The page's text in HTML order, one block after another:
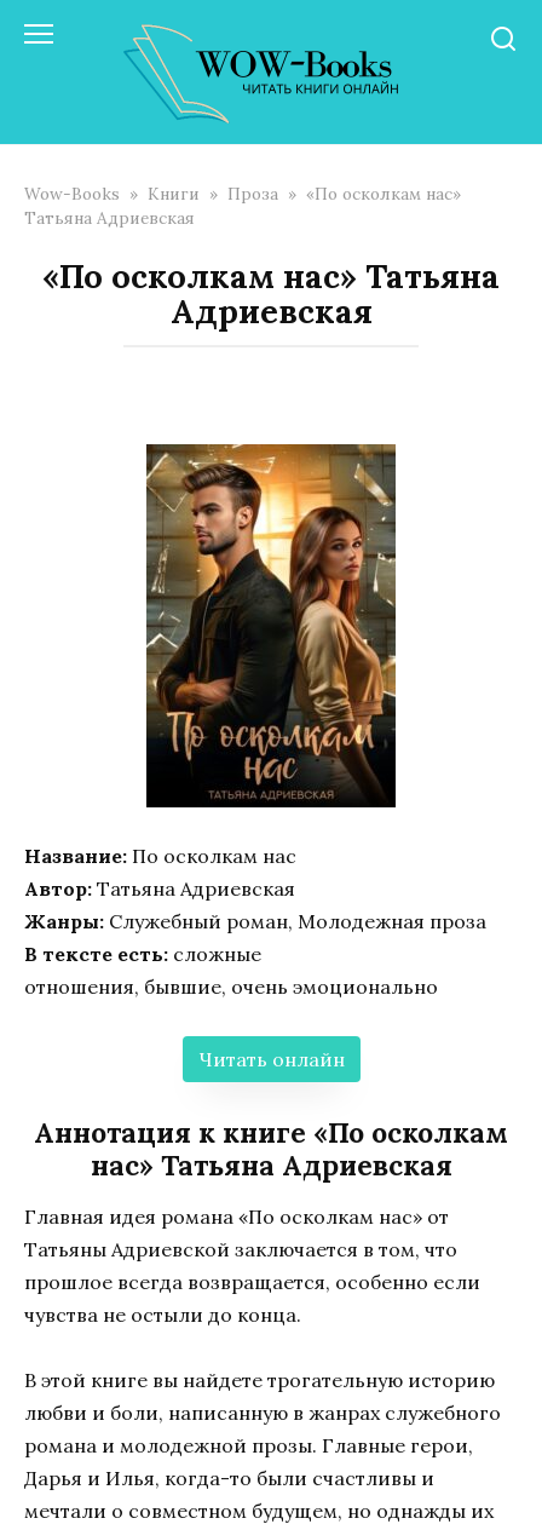
Wow-Books » Книги » Проза » «По осколкам нас»
Татьяна Адриевская
«По осколкам нас» Татьяна
Адриевская
Название: По осколкам нас
Автор: Татьяна Адриевская
Жанры: Служебный роман, Молодежная проза
В тексте есть: сложные
отношения, бывшие, очень эмоционально
Читать онлайн
Аннотация к книге «По осколкам
нас» Татьяна Адриевская
Главная идея романа «По осколкам нас» от
Татьяны Адриевской заключается в том, что
прошлое всегда возвращается, особенно если
чувства не остыли до конца.
В этой книге вы найдете трогательную историю
любви и боли, написанную в жанрах служебного
романа и молодежной прозы. Главные герои,
Дарья и Илья, когда-то были счастливы и
мечтали о совместном будущем, но однажды их